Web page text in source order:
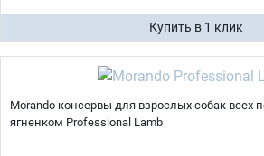
Купить в 1 клик
Morando консервы для взрослых собак всех
ягненком Professional Lamb